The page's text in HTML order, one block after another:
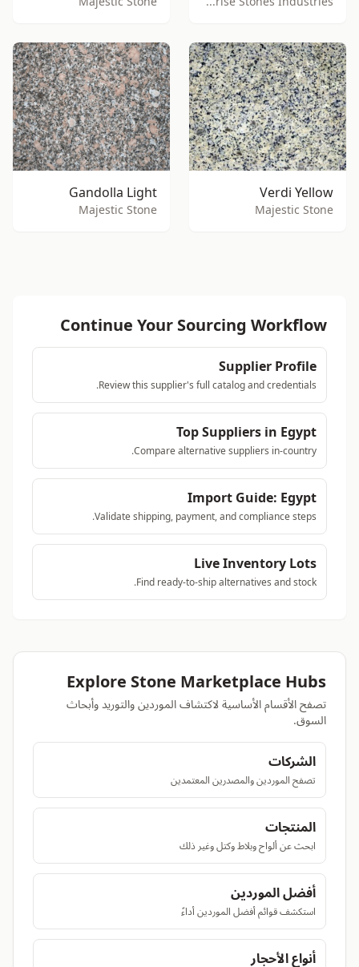
Verdi Yellow
Majestic Stone
Gandolla Light
Majestic Stone
Continue Your Sourcing Workflow
Supplier Profile
Review this supplier's full catalog and credentials.
Top Suppliers in Egypt
Compare alternative suppliers in-country.
Import Guide: Egypt
Validate shipping, payment, and compliance steps.
Live Inventory Lots
Find ready-to-ship alternatives and stock.
Explore Stone Marketplace Hubs
تصفح الأقسام الأساسية لاكتشاف الموردين والتوريد وأبحاث
السوق.
الشركات
تصفح الموردين والمصدرين المعتمدين
المنتجات
ابحث عن ألواح وبلاط وكتل وغير ذلك
أفضل الموردين
استكشف قوائم أفضل الموردين أداءً
أنواع الأحجار